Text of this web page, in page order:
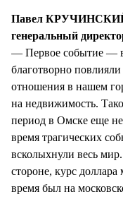
Павел
генеральный
— Первое событие —
благотворно
отношения в нашем
на недвижимость.
период в Омске еще
время трагических
всколыхнули весь
стороне, курс
время был на